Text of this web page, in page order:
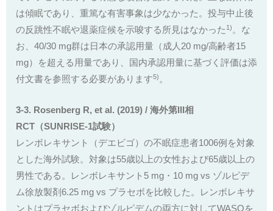
は傾眠であり、重篤な有害事象は少なかった。投与中止後
の反跳性不眠や退薬症候を示唆する所見はなかった 1) 。な
お、40/30 mg群は日本の承認用量（成人20 mg/高齢者15
mg）を超える用量であり、国内承認用量に基づく評価は添
付文書を参照する必要があります5) 。
3-3. Rosenberg R, et al. (2019) / 海外第III相
RCT（SUNRISE-1試験）
レンボレキサント（デエビゴ）の不眠症患者1006例を対象
とした海外試験。対象は55歳以上の女性および65歳以上の
男性である。レンボレキサント5 mg・10 mg vs ゾルピデ
ム徐放製剤6.25 mg vs プラセボを比較した。レンボレキサ
ントはプラセボおよびゾルピデムの両方に対してWASOを